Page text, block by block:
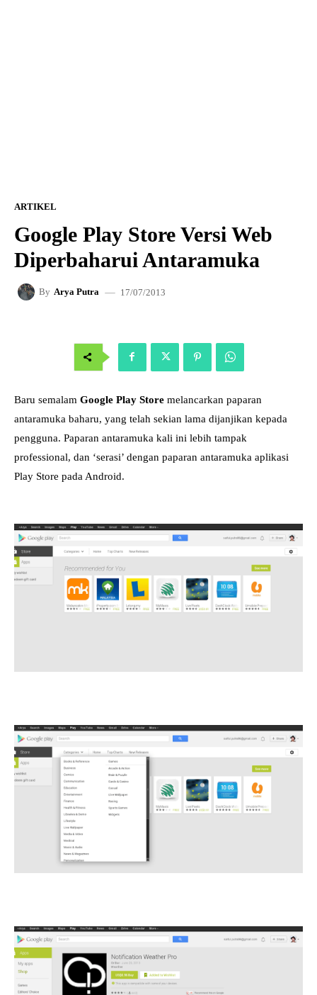
ARTIKEL
Google Play Store Versi Web
Diperbaharui Antaramuka
By Arya Putra 17/07/2013
Baru semalam Google Play Store melancarkan paparan
antaramuka baharu, yang telah sekian lama dijanjikan kepada
pengguna. Paparan antaramuka kali ini lebih tampak
professional, dan ‘serasi’ dengan paparan antaramuka aplikasi
Play Store pada Android.